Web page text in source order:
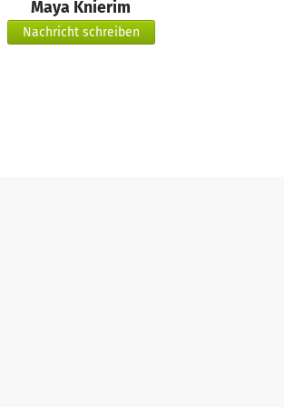
Maya Knierim
Nachricht schreiben